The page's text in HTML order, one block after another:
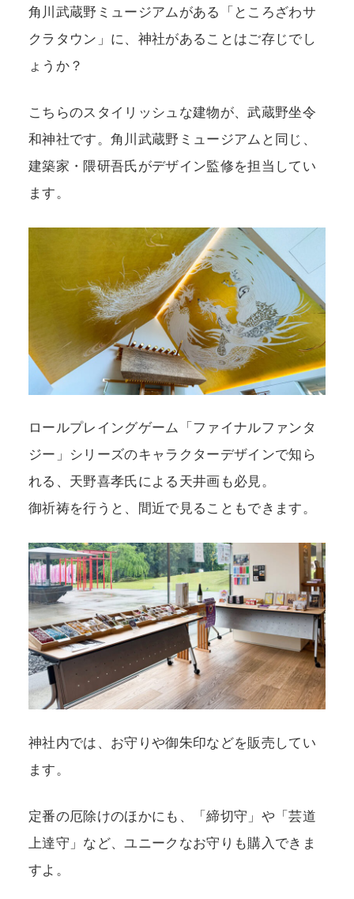
角川武蔵野ミュージアムがある「ところざわサ
クラタウン」に、神社があることはご存じでし
ょうか？
こちらのスタイリッシュな建物が、武蔵野坐令
和神社です。角川武蔵野ミュージアムと同じ、
建築家・隈研吾氏がデザイン監修を担当してい
ます。
ロールプレイングゲーム「ファイナルファンタ
ジー」シリーズのキャラクターデザインで知ら
れる、天野喜孝氏による天井画も必見。
御祈祷を行うと、間近で見ることもできます。
神社内では、お守りや御朱印などを販売してい
ます。
定番の厄除けのほかにも、「締切守」や「芸道
上達守」など、ユニークなお守りも購入できま
すよ。